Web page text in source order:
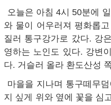
오늘은 아침 4시 50분에
와 물이 어우러져 평화롭
질러 통구강가로 갔다. 강
영하는 노인도 있다. 강변
다. 거슬러 올라 환도산성
마을을 지나며 통구떼무
지 싶게 위와 옆에 꽃을 심